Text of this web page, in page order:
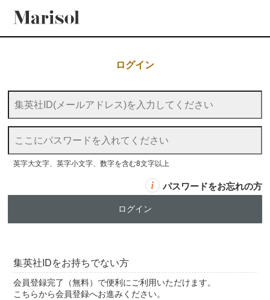
ログイン
英字大文字、英字小文字、数字を含む8文字以上
パスワードをお忘れの方
集英社IDをお持ちでない方
会員登録完了（無料）で便利にご利用いただけます。
こちらから会員登録へお進みください。